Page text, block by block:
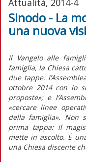
Attualità, 2014-4
Sinodo - La
una nuova
Il Vangelo alle
famiglia, la Chiesa
due tappe:
ottobre 2014 con lo
proposte»; e
«cercare linee
della famiglia». Non
prima tappa: il
mette in ascolto. È
una Chiesa discente